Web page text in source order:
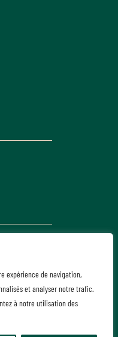
expérience de navigation,
et analyser notre trafic.
à notre utilisation des